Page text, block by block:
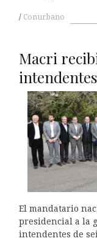
Conurbano
Macri
El mandatario
presidencial a la
intendentes de